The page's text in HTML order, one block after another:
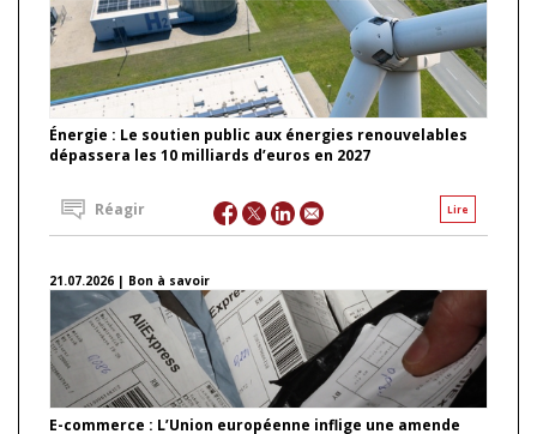
Énergie : Le soutien public aux énergies renouvelables
dépassera les 10 milliards d’euros en 2027
Lire
Réagir
21.07.2026 | Bon à savoir
E-commerce : L’Union européenne inflige une amende